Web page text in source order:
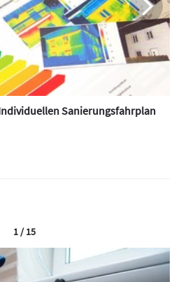
Sanierungsfahrplan
1 / 15